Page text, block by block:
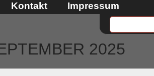
Kontakt Impressum
2025